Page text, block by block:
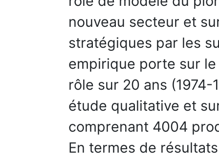
nouveau secteur et
stratégiques par les
empirique porte sur
rôle sur 20 ans (1974-
étude qualitative et
comprenant 4004
En termes de